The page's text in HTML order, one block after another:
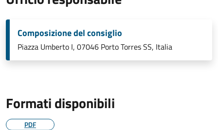
Composizione del consiglio
Piazza Umberto I, 07046 Porto Torres SS, Italia
Formati disponibili
PDF